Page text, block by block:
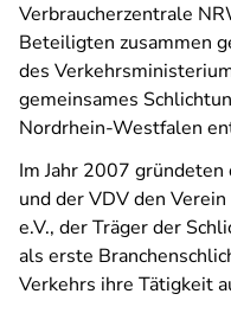
Verbraucherzentrale
Beteiligten zusammen
des
gemeinsames
Nordrhein-Westfalen
Im Jahr 2007
und der VDV den
e.V., der Träger der
als erste
Verkehrs ihre Tätigkeit